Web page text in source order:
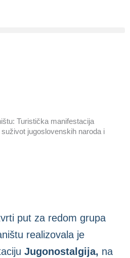
Turistička manifestacija
jugoslovenskih naroda i
put za redom grupa
realizovala je
Jugonostalgija, na